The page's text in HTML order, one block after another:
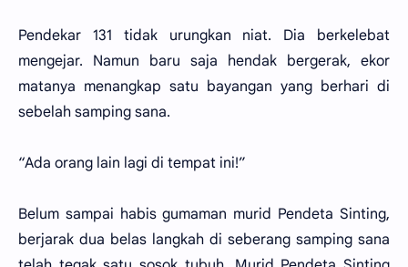
Pendekar 131 tidak urungkan niat. Dia berkelebat
mengejar. Namun baru saja hendak bergerak, ekor
matanya menangkap satu bayangan yang berhari di
sebelah samping sana.
“Ada orang lain lagi di tempat ini!”
Belum sampai habis gumaman murid Pendeta Sinting,
berjarak dua belas langkah di seberang samping sana